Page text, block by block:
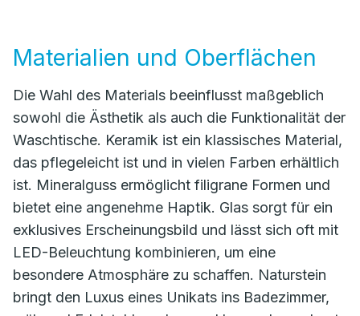
Materialien und Oberflächen
Die Wahl des Materials beeinflusst maßgeblich
sowohl die Ästhetik als auch die Funktionalität der
Waschtische. Keramik ist ein klassisches Material,
das pflegeleicht ist und in vielen Farben erhältlich
ist. Mineralguss ermöglicht filigrane Formen und
bietet eine angenehme Haptik. Glas sorgt für ein
exklusives Erscheinungsbild und lässt sich oft mit
LED-Beleuchtung kombinieren, um eine
besondere Atmosphäre zu schaffen. Naturstein
bringt den Luxus eines Unikats ins Badezimmer,